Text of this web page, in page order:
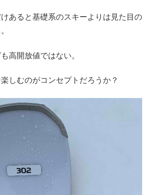
あると基礎系のスキーよりは見た目の
高開放値ではない。
しむのがコンセプトだろうか？